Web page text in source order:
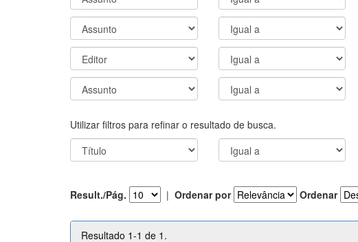
Utilizar filtros para refinar o resultado de busca.
Result./Pág. | Ordenar por Ordenar
Resultado 1-1 de 1.